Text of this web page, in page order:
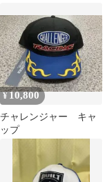
¥10,800
チャレンジャー キャ
ップ